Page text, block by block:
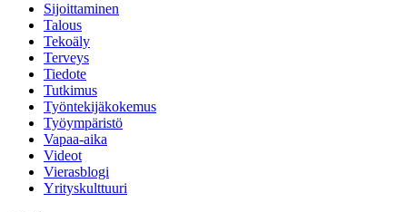
Sijoittaminen
Talous
Tekoäly
Terveys
Tiedote
Tutkimus
Työntekijäkokemus
Työympäristö
Vapaa-aika
Videot
Vierasblogi
Yrityskulttuuri